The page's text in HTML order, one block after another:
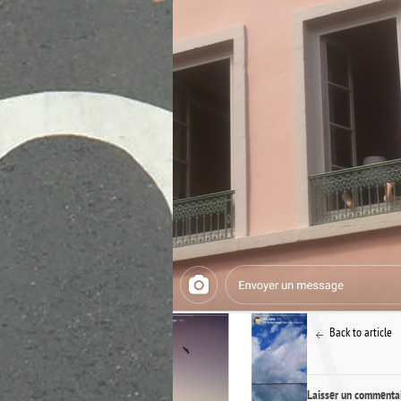
Back to article
Laisser un